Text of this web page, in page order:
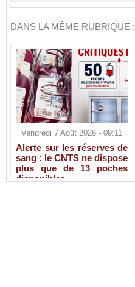
DANS LA MÊME RUBRIQUE :
Vendredi 7 Août 2026 - 09:11
Alerte sur les réserves de
sang : le CNTS ne dispose
plus que de 13 poches
disponibles